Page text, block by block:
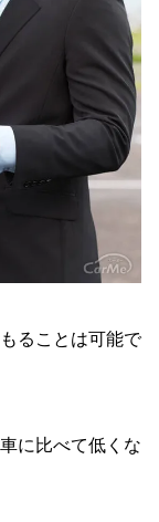
ることは可能で
に比べて低くな